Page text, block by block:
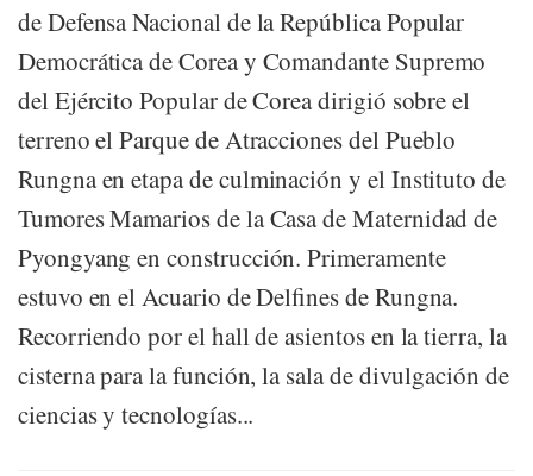
de Defensa Nacional de la República Popular
Democrática de Corea y Comandante Supremo
del Ejército Popular de Corea dirigió sobre el
terreno el Parque de Atracciones del Pueblo
Rungna en etapa de culminación y el Instituto de
Tumores Mamarios de la Casa de Maternidad de
Pyongyang en construcción. Primeramente
estuvo en el Acuario de Delfines de Rungna.
Recorriendo por el hall de asientos en la tierra, la
cisterna para la función, la sala de divulgación de
ciencias y tecnologías...